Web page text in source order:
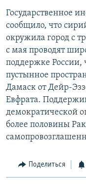
Государственное
сообщило, что
окружила город с
с мая проводят
поддержке России,
пустынное
Дамаск от Дейр-
Евфрата.
демократической
более половины
Поделиться